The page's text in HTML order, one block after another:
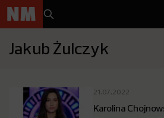
Jakub Żulczyk
21.07.2022
Karolina